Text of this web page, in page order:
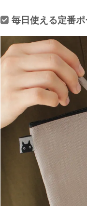
毎日使える定番ポ